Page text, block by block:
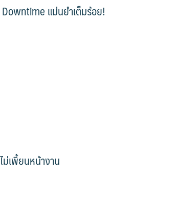
แม่นยำเต็มร้อย!
ม่เพี้ยนหน้างาน